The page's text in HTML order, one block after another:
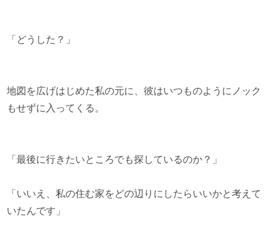
「どうした？」
地図を広げはじめた私の元に、彼はいつものようにノック
もせずに入ってくる。
「最後に行きたいところでも探しているのか？」
「いいえ、私の住む家をどの辺りにしたらいいかと考えて
いたんです」